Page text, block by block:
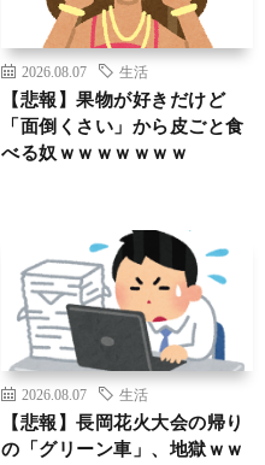
2026.08.07 生活
【悲報】果物が好きだけど
「面倒くさい」から皮ごと食
べる奴ｗｗｗｗｗｗｗ
2026.08.07 生活
【悲報】長岡花火大会の帰り
の「グリーン車」、地獄ｗｗ